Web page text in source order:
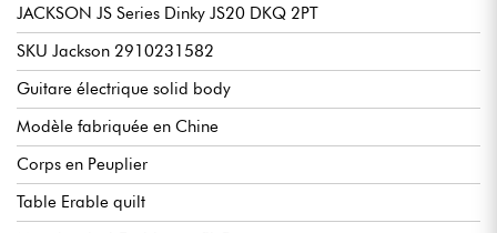
JACKSON JS Series Dinky JS20 DKQ 2PT
SKU Jackson 2910231582
Guitare électrique solid body
Modèle fabriquée en Chine
Corps en Peuplier
Table Erable quilt